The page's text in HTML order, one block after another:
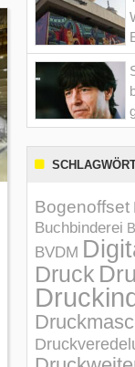
Bogenoffset
Buchbinderei
BVDM
Druck